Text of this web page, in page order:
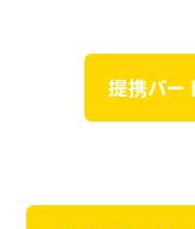
提携パー